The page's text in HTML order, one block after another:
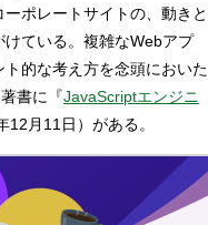
ポレートサイトの、動きと
ている。複雑なWebアプ
的な考え方を念頭においた
書に『JavaScriptエンジニ
12月11日）がある。